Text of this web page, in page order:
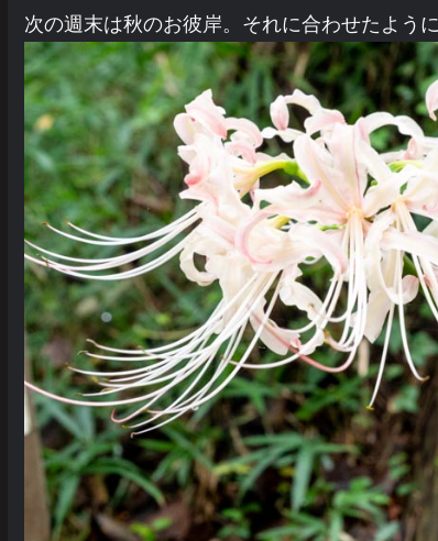
次の週末は秋のお彼岸。それに合わせたよう